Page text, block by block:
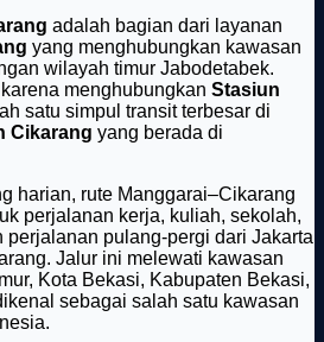
adalah bagian dari layanan
yang menghubungkan kawasan
wilayah timur Jabodetabek.
menghubungkan Stasiun
satu simpul transit terbesar di
Cikarang yang berada di
harian, rute Manggarai–Cikarang
perjalanan kerja, kuliah, sekolah,
perjalanan pulang-pergi dari Jakarta
Jalur ini melewati kawasan
Kota Bekasi, Kabupaten Bekasi,
sebagai salah satu kawasan